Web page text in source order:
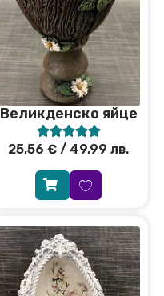
Великденско яйце

25,56 € / 49,99 лв.